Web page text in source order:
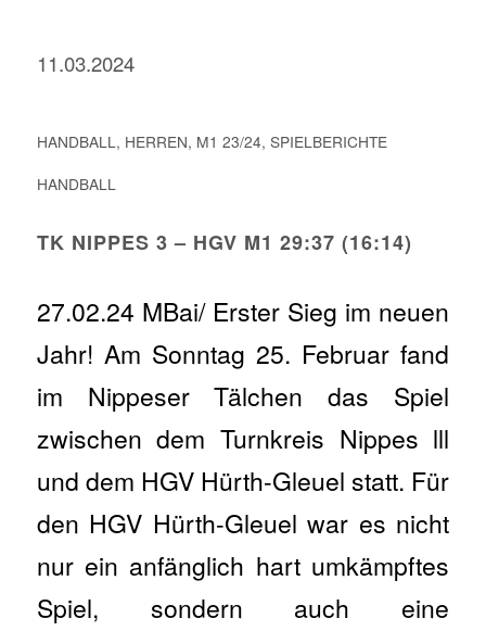
11.03.2024
HANDBALL , HERREN, M1 23/24, SPIELBERICHTE
HANDBALL
TK NIPPES 3 – HGV M1 29:37 (16:14)
27.02.24 MBai/ Erster Sieg im neuen
Jahr! Am Sonntag 25. Februar fand
im Nippeser Tälchen das Spiel
zwischen dem Turnkreis Nippes lll
und dem HGV Hürth-Gleuel statt. Für
den HGV Hürth-Gleuel war es nicht
nur ein anfänglich hart umkämpftes
Spiel, sondern auch eine